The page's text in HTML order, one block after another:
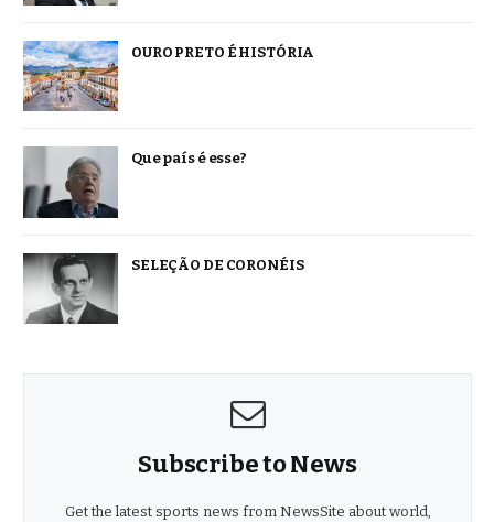
OURO PRETO É HISTÓRIA
Que país é esse?
SELEÇÃO DE CORONÉIS
Subscribe to News
Get the latest sports news from NewsSite about world,